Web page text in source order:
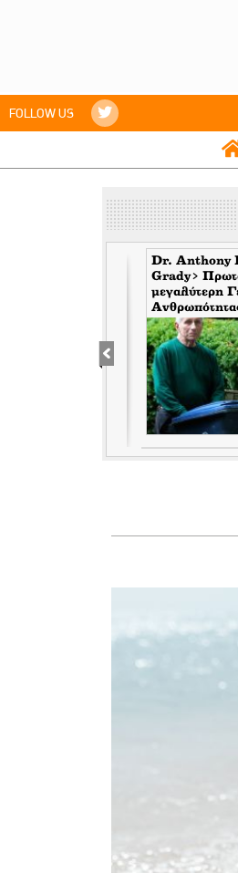
FOLLOW US
Dr. Anthony
Grady>
μεγαλύτερη
κάλυπταν οι
του deep
υψώνει το
φωτορεπόρτερ